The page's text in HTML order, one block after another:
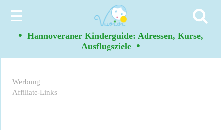
☰
• Hannoveraner Kinderguide: Adressen, Kurse,
Ausflugsziele •
Werbung
Affiliate-Links